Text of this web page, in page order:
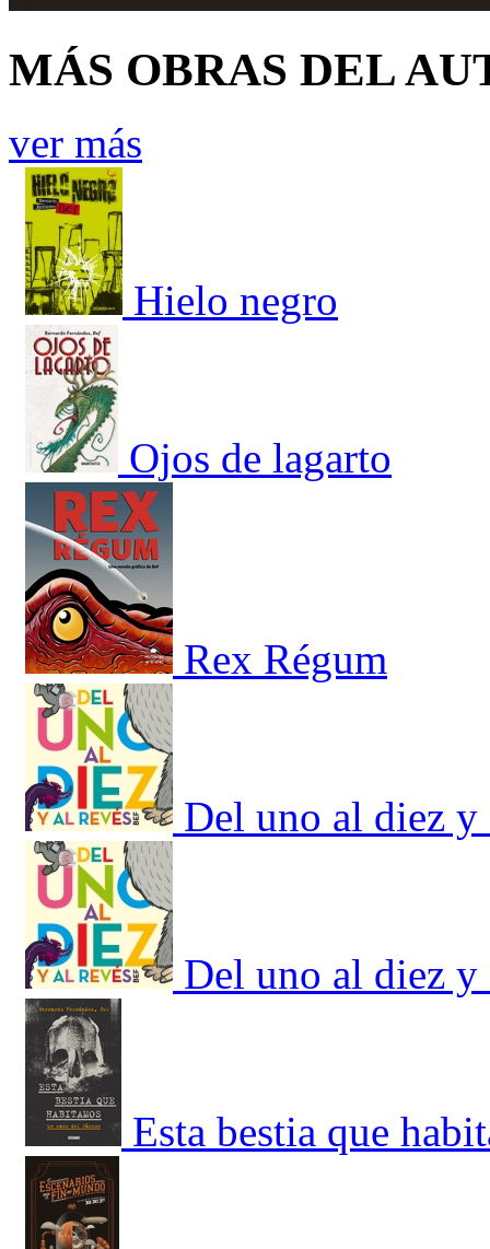
MÁS OBRAS DEL
ver más
Hielo negro
Ojos de lagarto
Rex Régum
Del uno al diez y
Del uno al diez y
Esta bestia que